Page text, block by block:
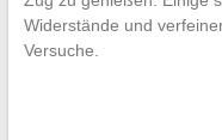
Widerstände und
Versuche.